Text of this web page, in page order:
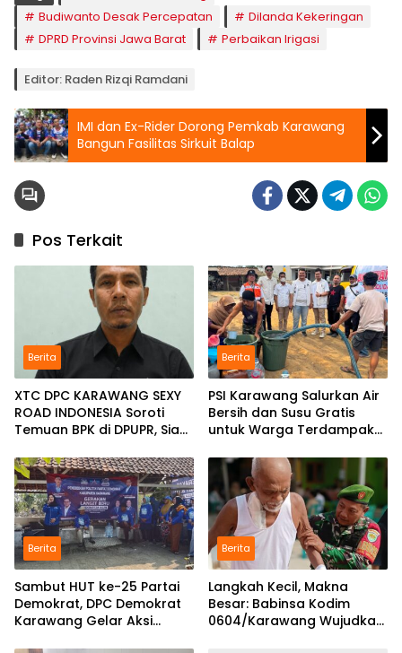
Budiwanto Desak Percepatan
Dilanda Kekeringan
DPRD Provinsi Jawa Barat
Perbaikan Irigasi
Editor: Raden Rizqi Ramdani
IMI dan Ex-Rider Dorong Pemkab Karawang
Bangun Fasilitas Sirkuit Balap
Pos Terkait
Berita
XTC DPC KARAWANG SEXY
ROAD INDONESIA Soroti
Temuan BPK di DPUPR, Siap
ke Kejati
Berita
PSI Karawang Salurkan Air
Bersih dan Susu Gratis
untuk Warga Terdampak
Selatan
Berita
Sambut HUT ke-25 Partai
Demokrat, DPC Demokrat
Karawang Gelar Aksi
Berita
Langkah Kecil, Makna
Besar: Babinsa Kodim
0604/Karawang Wujudkan